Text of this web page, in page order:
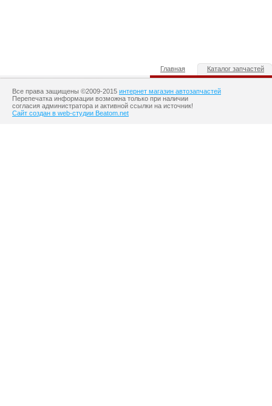
Главная Каталог запчастей
Все права защищены ©2009-2015 интернет магазин автозапчастей
Перепечатка информации возможна только при наличии
согласия администратора и активной ссылки на источник!
Сайт создан в web-студии Beatom.net